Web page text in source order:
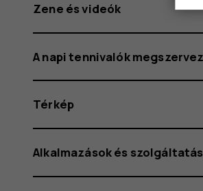
Zene és videók
A napi tennivalók
Térkép
Alkalmazások és